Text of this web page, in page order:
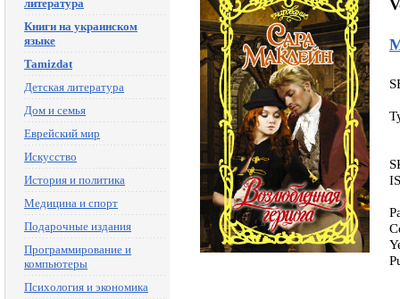
литература
Книги на украинском
языке
Tamizdat
Детская литература
Дом и семья
Еврейский мир
Искусство
История и политика
Медицина и спорт
Подарочные издания
Программирование и
компьютеры
Психология и экономика